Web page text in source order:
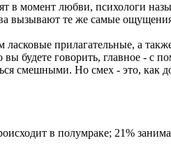
в момент любви, психологи
вызывают те же самые
ласковые прилагательные, а
будете говорить, главное - с
смешными. Но смех - это, как
в полумраке; 21%